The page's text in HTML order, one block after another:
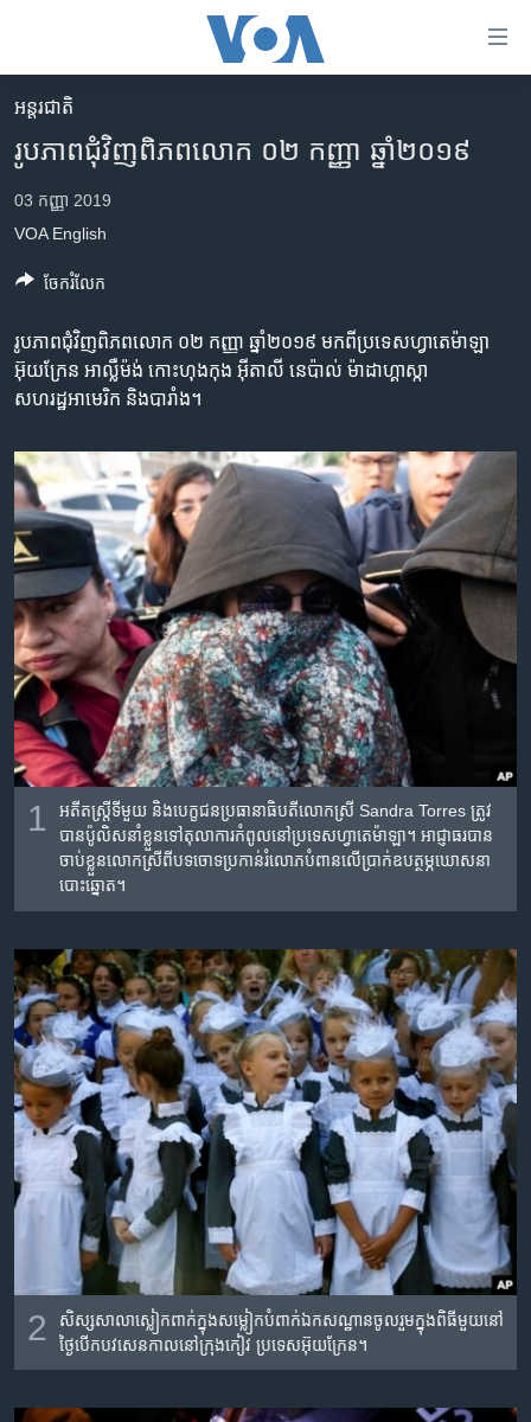
គេហទំព័រ​
រំលង​
និង​
ទំព័រ​
តែ​
ម្តង
រំលង​
ចូល​
ទៅ​
ទំព័រ​
រចនា
សម្ព័ន្ធ​
និង​
ចូល​
ទៅ​
កាន់​
ទំព័រ​
ស្វែង​
រក
កម្ពុជា
អន្តរជាតិ
អាមេរិក
ហេឡូវីអូអេ
កម្ពុជាច្នៃប្រតិដ្ឋ
ព្រឹត្តិការណ៍ព័ត៌មាន
វិទ្យុ / ផតខាសថ៍
កម្មវិធីទាំងអស់
Khmer English
បណ្តាញ​សង្គម
ភាសា
អន្តរជាតិ
រូបភាពជុំវិញពិភពលោក ០២ កញ្ញា ឆ្នាំ២០១៩
03 កញ្ញា 2019
VOA English
រូបភាពជុំវិញពិភពលោក ០២ កញ្ញា ឆ្នាំ២០១៩ មកពីប្រទេសហ្វាតេម៉ាឡា
អ៊ុយក្រែន អាល្លឺម៉ង់ កោះហុងកុង អ៊ីតាលី នេប៉ាល់ ម៉ាដាហ្គាស្កា
សហរដ្ឋអាមេរិក និងបារាំង។
1
អតីតស្រី្តទីមួយ និងបេក្ខជនប្រធានាធិបតីលោកស្រី Sandra Torres ត្រូវ
បានប៉ូលិសនាំខ្លួនទៅតុលាការកំពូលនៅប្រទេសហ្វាតេម៉ាឡា។ អាជ្ញាធរបាន
ចាប់ខ្លួនលោកស្រីពីបទចោទប្រកាន់រំលោភបំពានលើប្រាក់ឧបត្ថម្ភឃោសនា
បោះឆ្នោត។
2 សិស្សសាលាស្លៀកពាក់ក្នុងសម្លៀកបំពាក់ឯកសណ្ឋានចូលរួមក្នុងពិធីមួយនៅ
ថ្ងៃបើកបវសេនកាលនៅក្រុងកៀវ ប្រទេសអ៊ុយក្រែន។
ចែករំលែក